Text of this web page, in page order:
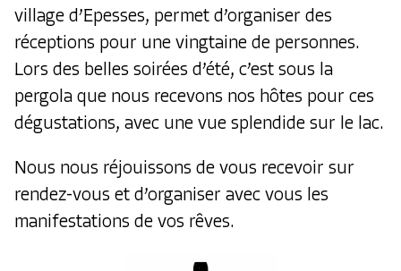
village d’Epesses, permet d’organiser des
réceptions pour une vingtaine de personnes.
Lors des belles soirées d’été, c’est sous la
pergola que nous recevons nos hôtes pour ces
dégustations, avec une vue splendide sur le lac.
Nous nous réjouissons de vous recevoir sur
rendez-vous et d’organiser avec vous les
manifestations de vos rêves.